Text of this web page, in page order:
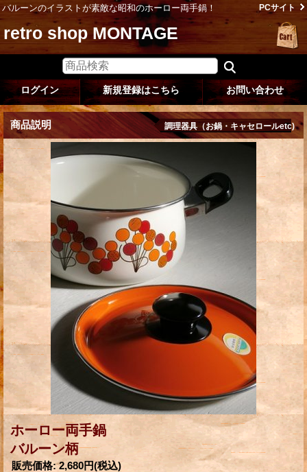
バルーンのイラストが素敵な昭和のホーロー両手鍋！ PCサイト
retro shop MONTAGE
ログイン 新規登録はこちら お問い合わせ
商品説明 調理器具（お鍋・キャセロールetc)
ホーロー両手鍋
バルーン柄
販売価格: 2,680円(税込)